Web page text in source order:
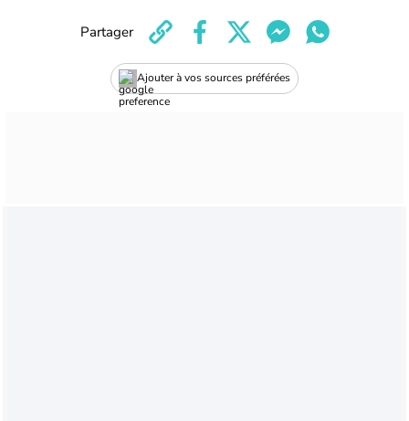
Ajouter à vos sources préférées
Partager